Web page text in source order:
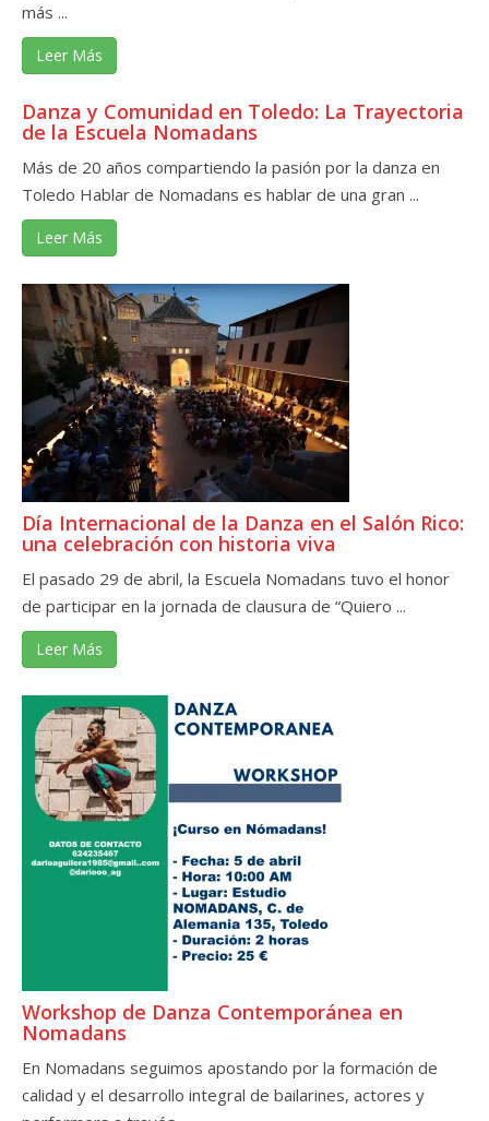
más ...
Leer Más
Danza y Comunidad en Toledo: La Trayectoria
de la Escuela Nomadans
Más de 20 años compartiendo la pasión por la danza en
Toledo Hablar de Nomadans es hablar de una gran ...
Leer Más
Día Internacional de la Danza en el Salón Rico:
una celebración con historia viva
El pasado 29 de abril, la Escuela Nomadans tuvo el honor
de participar en la jornada de clausura de “Quiero ...
Leer Más
Workshop de Danza Contemporánea en
Nomadans
En Nomadans seguimos apostando por la formación de
calidad y el desarrollo integral de bailarines, actores y